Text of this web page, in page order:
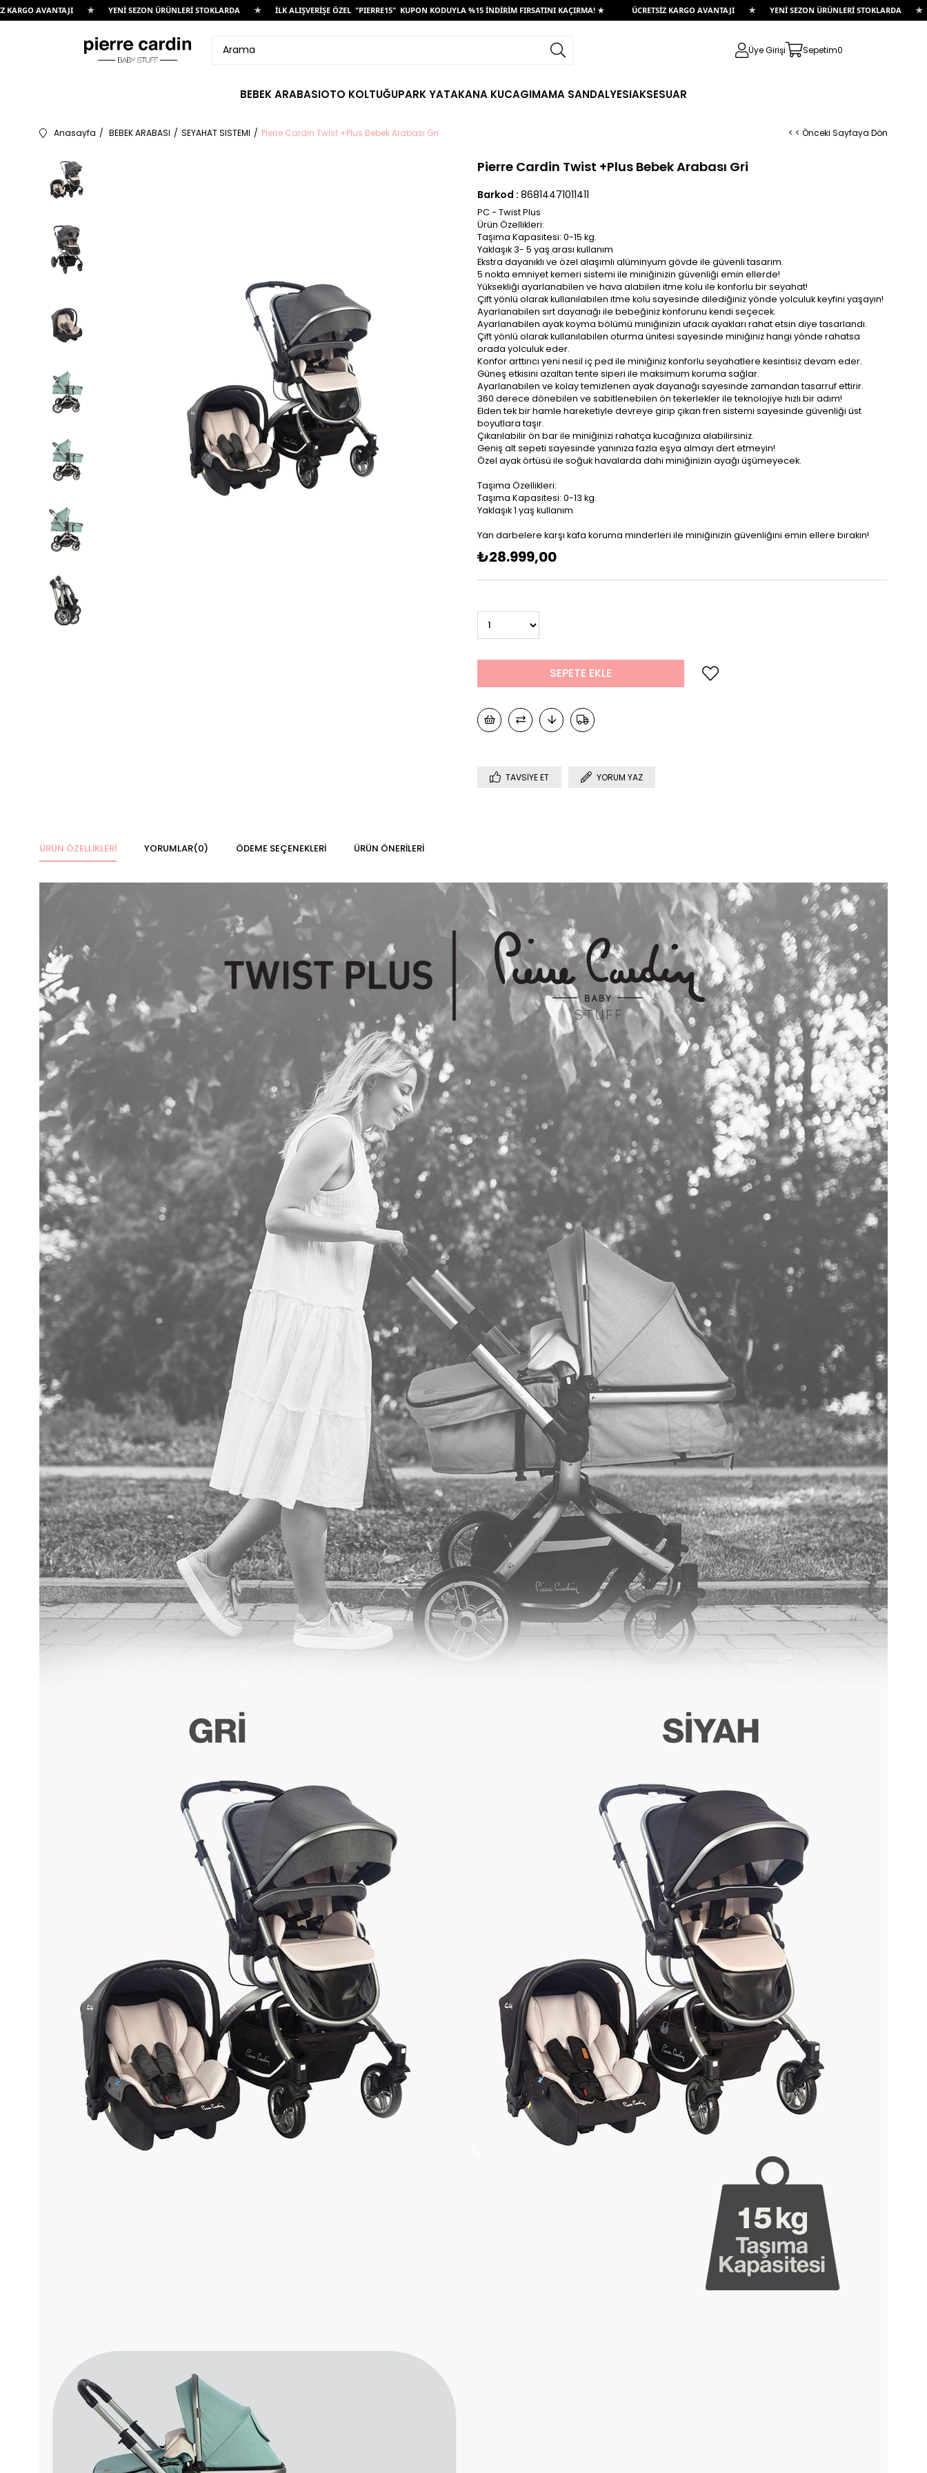
★ YENİ SEZON ÜRÜNLERİ STOKLARDA ★ İLK ALIŞVERİŞE ÖZEL "PIERRE15" KUPON KODUYLA %15 İNDİRİM FIRSATINI KAÇIRMA! ★ ÜCRETSİZ KARGO AVANTAJI ★ YENİ SEZON ÜRÜNLERİ STOKLARDA ★ İLK
Üye Girişi Sepetim0
BEBEK ARABASIOTO KOLTUĞUPARK YATAKANA KUCAGIMAMA SANDALYESIAKSESUAR
Anasayfa BEBEK ARABASI SEYAHAT SISTEMI Pierre Cardin Twist +Plus Bebek Arabası Gri < < Önceki Sayfaya Dön
Pierre Cardin Twist +Plus Bebek Arabası Gri
Barkod : 86814471011411
PC - Twist Plus
Ürün Özellikleri:
Taşıma Kapasitesi: 0-15 kg.
Yaklaşık 3- 5 yaş arası kullanım
Ekstra dayanıklı ve özel alaşımlı alüminyum gövde ile güvenli tasarım.
5 nokta emniyet kemeri sistemi ile miniğinizin güvenliği emin ellerde!
Yüksekliği ayarlanabilen ve hava alabilen itme kolu ile konforlu bir seyahat!
Çift yönlü olarak kullanılabilen itme kolu sayesinde dilediğiniz yönde yolculuk keyfini yaşayın!
Ayarlanabilen sırt dayanağı ile bebeğiniz konforunu kendi seçecek.
Ayarlanabilen ayak koyma bölümü miniğinizin ufacık ayakları rahat etsin diye tasarlandı.
Çift yönlü olarak kullanılabilen oturma ünitesi sayesinde miniğiniz hangi yönde rahatsa
orada yolculuk eder.
Konfor arttırıcı yeni nesil iç ped ile miniğiniz konforlu seyahatlere kesintisiz devam eder.
Güneş etkisini azaltan tente siperi ile maksimum koruma sağlar.
Ayarlanabilen ve kolay temizlenen ayak dayanağı sayesinde zamandan tasarruf ettirir.
360 derece dönebilen ve sabitlenebilen ön tekerlekler ile teknolojiye hızlı bir adım!
Elden tek bir hamle hareketiyle devreye girip çıkan fren sistemi sayesinde güvenliği üst
boyutlara taşır.
Çıkarılabilir ön bar ile miniğinizi rahatça kucağınıza alabilirsiniz.
Geniş alt sepeti sayesinde yanınıza fazla eşya almayı dert etmeyin!
Özel ayak örtüsü ile soğuk havalarda dahi miniğinizin ayağı üşümeyecek.
Taşıma Özellikleri:
Taşıma Kapasitesi: 0-13 kg.
Yaklaşık 1 yaş kullanım
Yan darbelere karşı kafa koruma minderleri ile miniğinizin güvenliğini emin ellere bırakın!
₺28.999,00
TAVSIYE ET YORUM YAZ
ÜRÜN ÖZELLIKLERI YORUMLAR(0) ÖDEME SEÇENEKLERI ÜRÜN ÖNERILERI